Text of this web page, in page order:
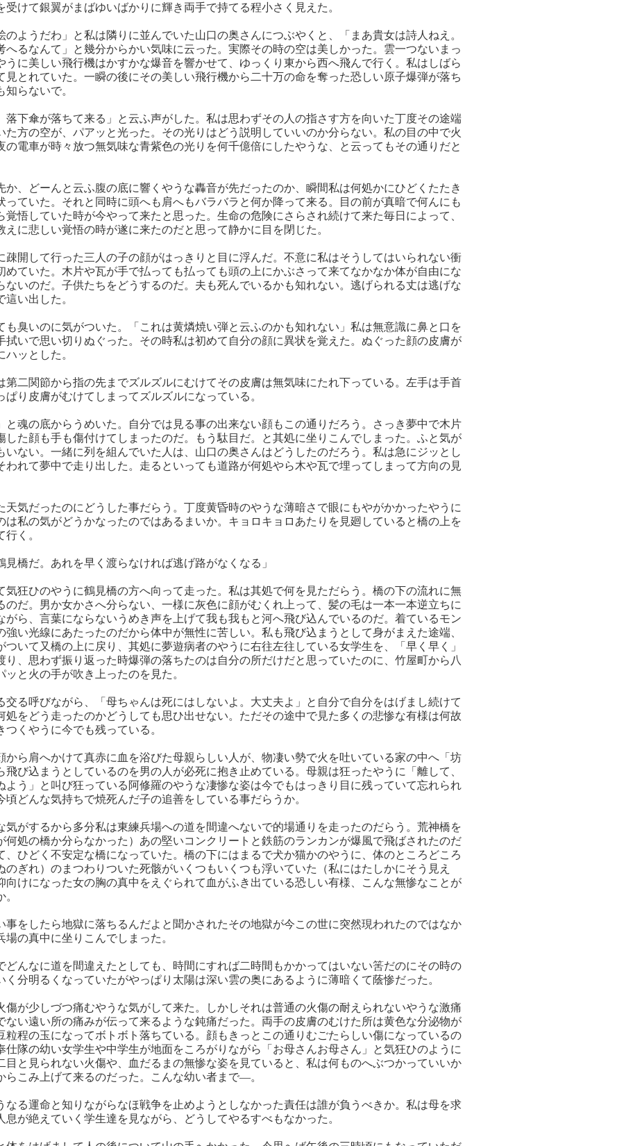
受けて銀翼がまばゆいばかりに輝き両手で持てる程小さく見えた。
のようだわ」と私は隣りに並んでいた山口の奥さんにつぶやくと、「まあ貴女は詩人ねえ。
へるなんて」と幾分からかい気味に云った。実際その時の空は美しかった。雲一つないまっ
うに美しい飛行機はかすかな爆音を響かせて、ゆっくり東から西へ飛んで行く。私はしばら
見とれていた。一瞬の後にその美しい飛行機から二十万の命を奪った恐しい原子爆弾が落ち
らないで。
落下傘が落ちて来る」と云ふ声がした。私は思わずその人の指さす方を向いた丁度その途端
た方の空が、パアッと光った。その光りはどう説明していいのか分らない。私の目の中で火
の電車が時々放つ無気味な青紫色の光りを何千億倍にしたやうな、と云ってもその通りだと
か、どーんと云ふ腹の底に響くやうな轟音が先だったのか、瞬間私は何処かにひどくたたき
っていた。それと同時に頭へも肩へもバラバラと何か降って来る。目の前が真暗で何んにも
覚悟していた時が今やって来たと思った。生命の危険にさらされ続けて来た毎日によって、
えに悲しい覚悟の時が遂に来たのだと思って静かに目を閉じた。
疎開して行った三人の子の顔がはっきりと目に浮んだ。不意に私はそうしてはいられない衝
めていた。木片や瓦が手で払っても払っても頭の上にかぶさって来てなかなか体が自由にな
ないのだ。子供たちをどうするのだ。夫も死んでいるかも知れない。逃げられる丈は逃げな
い出した。
も臭いのに気がついた。「これは黄燐焼い弾と云ふのかも知れない」私は無意識に鼻と口を
拭いで思い切りぬぐった。その時私は初めて自分の顔に異状を覚えた。ぬぐった顔の皮膚が
ッとした。
二関節から指の先までズルズルにむけてその皮膚は無気味にたれ下っている。左手は手首
り皮膚がむけてしまってズルズルになっている。
と魂の底からうめいた。自分では見る事の出来ない顔もこの通りだろう。さっき夢中で木片
した顔も手も傷付けてしまったのだ。もう駄目だ。と其処に坐りこんでしまった。ふと気が
いない。一緒に列を組んでいた人は、山口の奥さんはどうしたのだろう。私は急にジッとし
われて夢中で走り出した。走るといっても道路が何処やら木や瓦で埋ってしまって方向の見
天気だったのにどうした事だらう。丁度黄昏時のやうな薄暗さで眼にもやがかかったやうに
は私の気がどうかなったのではあるまいか。キョロキョロあたりを見廻していると橋の上を
く。
見橋だ。あれを早く渡らなければ逃げ路がなくなる」
気狂ひのやうに鶴見橋の方へ向って走った。私は其処で何を見ただらう。橋の下の流れに無
のだ。男か女かさへ分らない、一様に灰色に顔がむくれ上って、髪の毛は一本一本逆立ちに
がら、言葉にならないうめき声を上げて我も我もと河へ飛び込んでいるのだ。着ているモン
強い光線にあたったのだから体中が無性に苦しい。私も飛び込まうとして身がまえた途端、
ついて又橋の上に戻り、其処に夢遊病者のやうに右往左往している女学生を、「早く早く」
り、思わず振り返った時爆弾の落ちたのは自分の所だけだと思っていたのに、竹屋町から八
と火の手が吹き上ったのを見た。
交る呼びながら、「母ちゃんは死にはしないよ。大丈夫よ」と自分で自分をはげまし続けて
処をどう走ったのかどうしても思ひ出せない。ただその途中で見た多くの悲惨な有様は何故
くやうに今でも残っている。
から肩へかけて真赤に血を浴びた母親らしい人が、物凄い勢で火を吐いている家の中へ「坊
飛び込まうとしているのを男の人が必死に抱き止めている。母親は狂ったやうに「離して、
よう」と叫び狂っている阿修羅のやうな凄惨な姿は今でもはっきり目に残っていて忘れられ
頃どんな気持ちで焼死んだ子の追善をしている事だらうか。
気がするから多分私は東練兵場への道を間違へないで的場通りを走ったのだらう。荒神橋を
何処の橋か分らなかった）あの堅いコンクリートと鉄筋のランカンが爆風で飛ばされたのだ
、ひどく不安定な橋になっていた。橋の下にはまるで犬か猫かのやうに、体のところどころ
のぎれ）のまつわりついた死骸がいくつもいくつも浮いていた（私にはたしかにそう見え
向けになった女の胸の真中をえぐられて血がふき出ている恐しい有様、こんな無惨なことが
事をしたら地獄に落ちるんだよと聞かされたその地獄が今この世に突然現われたのではなか
の真中に坐りこんでしまった。
どんなに道を間違えたとしても、時間にすれば二時間もかかってはいない筈だのにその時の
く分明るくなっていたがやっぱり太陽は深い雲の奥にあるように薄暗くて蔭惨だった。
傷が少しづつ痛むやうな気がして来た。しかしそれは普通の火傷の耐えられないやうな激痛
ない遠い所の痛みが伝って来るような鈍痛だった。両手の皮膚のむけた所は黄色な分泌物が
粒程の玉になってボトボト落ちている。顔もきっとこの通りむごたらしい傷になっているの
仕隊の幼い女学生や中学生が地面をころがりながら「お母さんお母さん」と気狂ひのように
目と見られない火傷や、血だるまの無惨な姿を見ていると、私は何ものへぶつかっていいか
らこみ上げて来るのだった。こんな幼い者まで―。
なる運命と知りながらなほ戦争を止めようとしなかった責任は誰が負うべきか。私は母を求
が絶えていく学生達を見ながら、どうしてやるすべもなかった。